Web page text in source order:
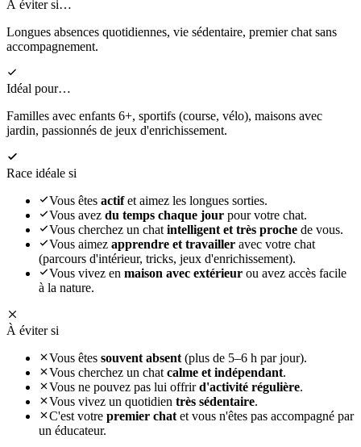
À éviter si…
Longues absences quotidiennes, vie sédentaire, premier chat sans
accompagnement.
Idéal pour…
Familles avec enfants 6+, sportifs (course, vélo), maisons avec
jardin, passionnés de jeux d'enrichissement.
Race idéale si
Vous êtes actifet aimez les longues sorties.
Vous avez du temps chaque jour pour votre chat.
Vous cherchez un chatintelligent et très proche de vous.
Vous aimez apprendre et travailler avec votre chat
(parcours d'intérieur, tricks, jeux d'enrichissement).
Vous vivez en maison avec extérieur ou avez accès facile
à la nature.
À éviter si
Vous êtes souvent absent(plus de 5–6 h par jour).
Vous cherchez un chatcalme et indépendant.
Vous ne pouvez pas lui offrird'activité régulière.
Vous vivez un quotidien très sédentaire.
C'est votre premier chatet vous n'êtes pas accompagné par
un éducateur.